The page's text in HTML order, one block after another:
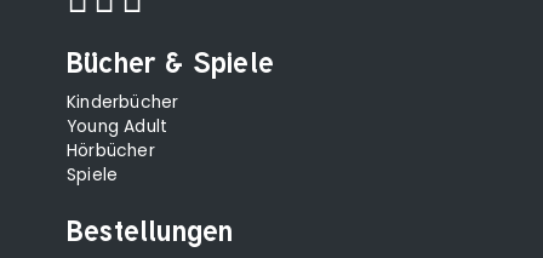
Bücher & Spiele
Kinderbücher
Young Adult
Hörbücher
Spiele
Bestellungen